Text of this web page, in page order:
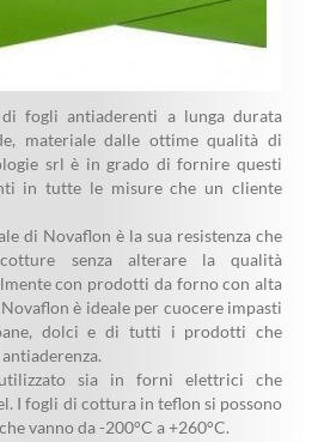
fogli antiaderenti a lunga durata
materiale dalle ottime qualità di
srl è in grado di fornire questi
in tutte le misure che un cliente
di Novaflon è la sua resistenza che
senza alterare la qualità
con prodotti da forno con alta
è ideale per cuocere impasti
dolci e di tutti i prodotti che
sia in forni elettrici che
I fogli di cottura in teflon si possono
vanno da -200°C a +260°C.